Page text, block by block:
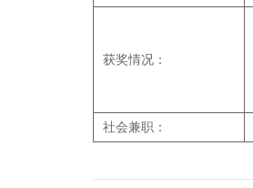
获奖情况：
社会兼职：